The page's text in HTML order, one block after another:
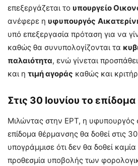
επεξεργάζεται το υπουργείο
ανέφερε η υφυπουργός
υπό επεξεργασία πρόταση για να
καθώς θα συνυπολογίζονται τα
παλαιότητα, ενώ γίνεται
και η τιμή αγοράς καθώς και
Στις 30 Ιουνίου το
Μιλώντας στην ΕΡΤ, η υφυπουργός
επίδομα θέρμανσης θα δοθεί στις
υπογράμμισε ότι δεν θα δοθεί
προθεσμία υποβολής των